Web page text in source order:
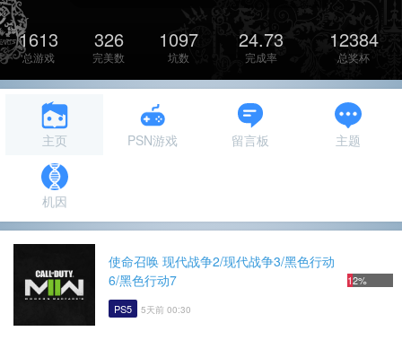
1613
总游戏
326
完美数
1097
坑数
24.73
完成率
12384
总奖杯
主页 PSN游戏 留言板 主题
机因
使命召唤 现代战争2/现代战争3/黑色行动
6/黑色行动7
PS5 5天前 00:30
12%